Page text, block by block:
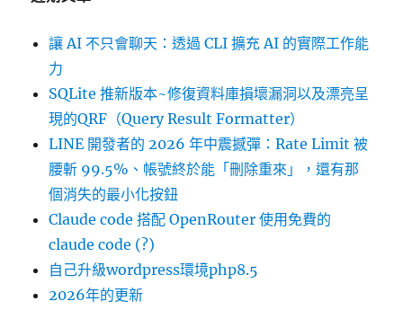
讓 AI 不只會聊天：透過 CLI 擴充 AI 的實際工作能
力
SQLite 推新版本~修復資料庫損壞漏洞以及漂亮呈
現的QRF（Query Result Formatter）
LINE 開發者的 2026 年中震撼彈：Rate Limit 被
腰斬 99.5%、帳號終於能「刪除重來」，還有那
個消失的最小化按鈕
Claude code 搭配 OpenRouter 使用免費的
claude code (?)
自己升級wordpress環境php8.5
2026年的更新